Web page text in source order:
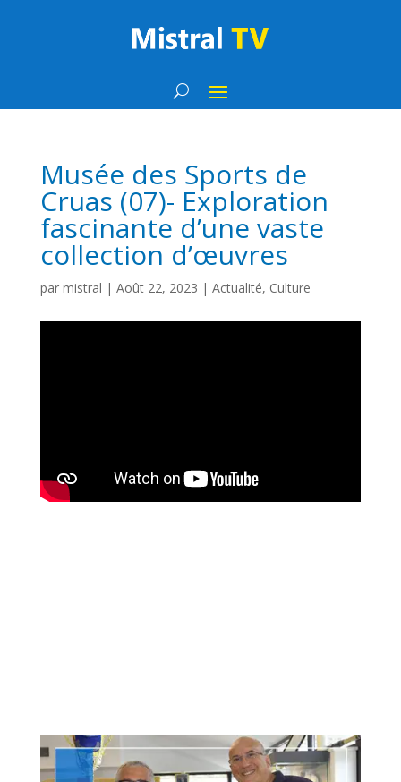
Musée des Sports de
Cruas (07)- Exploration
fascinante d’une vaste
collection d’œuvres
par mistral | Août 22, 2023 | Actualité, Culture